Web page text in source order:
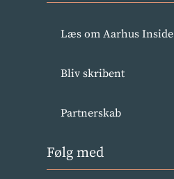
Læs om Aarhus Inside
Bliv skribent
Partnerskab
Følg med